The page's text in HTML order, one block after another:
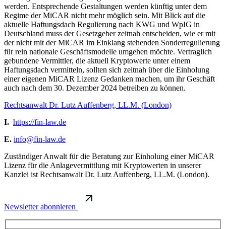
werden. Entsprechende Gestaltungen werden künftig unter dem
Regime der MiCAR nicht mehr möglich sein. Mit Blick auf die
aktuelle Haftungsdach Regulierung nach KWG und WpIG in
Deutschland muss der Gesetzgeber zeitnah entscheiden, wie er mit
der nicht mit der MiCAR im Einklang stehenden Sonderregulierung
für rein nationale Geschäftsmodelle umgehen möchte. Vertraglich
gebundene Vermittler, die aktuell Kryptowerte unter einem
Haftungsdach vermitteln, sollten sich zeitnah über die Einholung
einer eigenen MiCAR Lizenz Gedanken machen, um ihr Geschäft
auch nach dem 30. Dezember 2024 betreiben zu können.
Rechtsanwalt Dr. Lutz Auffenberg, LL.M. (London)
I. https://fin-law.de
E. info@fin-law.de
Zuständiger Anwalt für die Beratung zur Einholung einer MiCAR
Lizenz für die Anlagevermittlung mit Kryptowerten in unserer
Kanzlei ist Rechtsanwalt Dr. Lutz Auffenberg, LL.M. (London).
Newsletter abonnieren